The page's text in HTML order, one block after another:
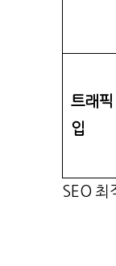
트래
입
SEO 최